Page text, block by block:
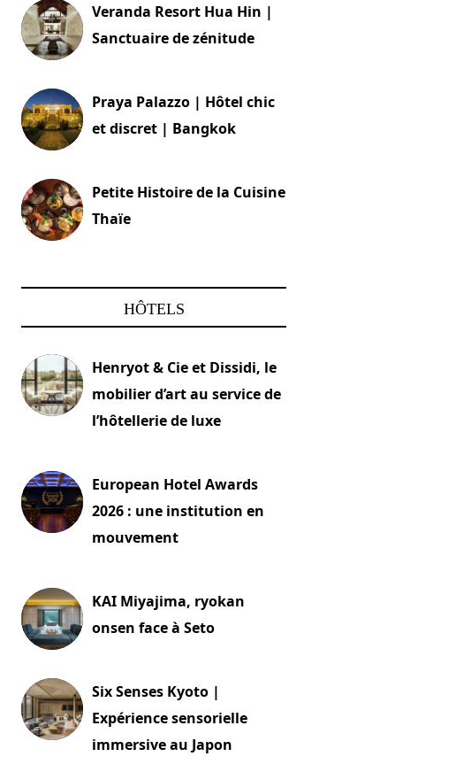
Veranda Resort Hua Hin |
Sanctuaire de zénitude
Praya Palazzo | Hôtel chic
et discret | Bangkok
Petite Histoire de la Cuisine
Thaïe
HÔTELS
Henryot & Cie et Dissidi, le
mobilier d’art au service de
l’hôtellerie de luxe
European Hotel Awards
2026 : une institution en
mouvement
KAI Miyajima, ryokan
onsen face à Seto
Six Senses Kyoto |
Expérience sensorielle
immersive au Japon